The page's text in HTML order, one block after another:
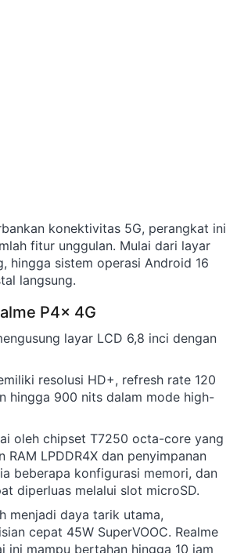
konektivitas 5G, perangkat ini
fitur unggulan. Mulai dari layar
hingga sistem operasi Android 16
langsung.
P4x 4G
layar LCD 6,8 inci dengan
resolusi HD+, refresh rate 120
hingga 900 nits dalam mode high-
oleh chipset T7250 octa-core yang
RAM LPDDR4X dan penyimpanan
beberapa konfigurasi memori, dan
diperluas melalui slot microSD.
menjadi daya tarik utama,
cepat 45W SuperVOOC. Realme
ini mampu bertahan hingga 10 jam